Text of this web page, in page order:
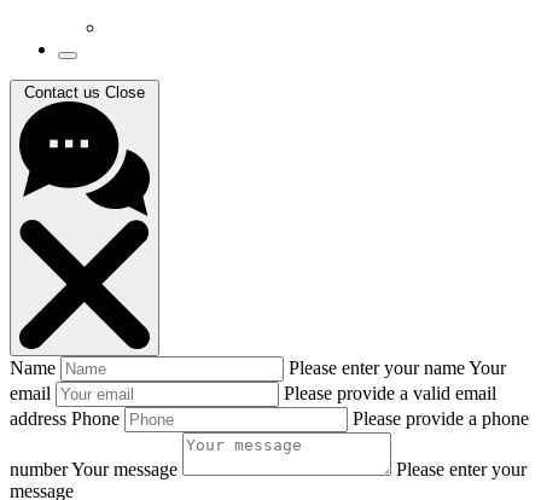
Contact us Close
Name Please enter your nameYour
email
Please provide a valid email
address Phone Please provide a phone
numberYour message
Please enter your
message